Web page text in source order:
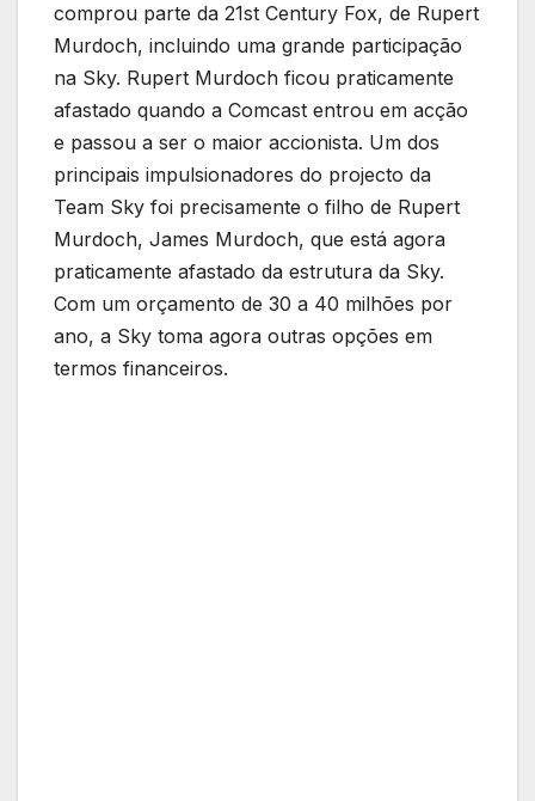
comprou parte da 21st Century Fox, de Rupert
Murdoch, incluindo uma grande participação
na Sky. Rupert Murdoch ficou praticamente
afastado quando a Comcast entrou em acção
e passou a ser o maior accionista. Um dos
principais impulsionadores do projecto da
Team Sky foi precisamente o filho de Rupert
Murdoch, James Murdoch, que está agora
praticamente afastado da estrutura da Sky.
Com um orçamento de 30 a 40 milhões por
ano, a Sky toma agora outras opções em
termos financeiros.